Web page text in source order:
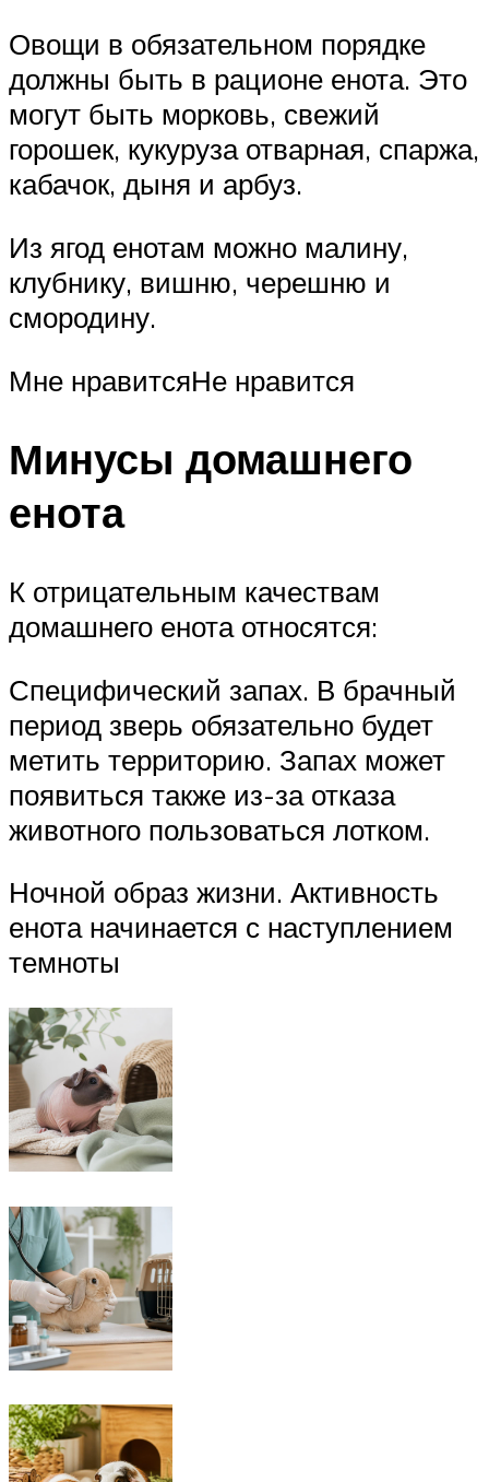
Овощи в обязательном порядке
должны быть в рационе енота. Это
могут быть морковь, свежий
горошек, кукуруза отварная, спаржа,
кабачок, дыня и арбуз.
Из ягод енотам можно малину,
клубнику, вишню, черешню и
смородину.
Мне нравитсяНе нравится
Минусы домашнего
енота
К отрицательным качествам
домашнего енота относятся:
Специфический запах. В брачный
период зверь обязательно будет
метить территорию. Запах может
появиться также из-за отказа
животного пользоваться лотком.
Ночной образ жизни. Активность
енота начинается с наступлением
темноты